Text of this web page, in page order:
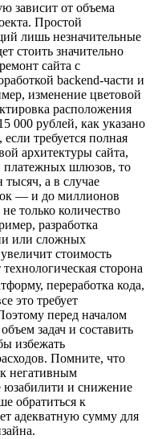
зависит от объема
Простой
лишь незначительные
стоить значительно
сайта с
backend-части и
изменение цветовой
расположения
000 рублей, как указано
требуется полная
архитектуры сайта,
платежных шлюзов, то
тысяч, а в случае
— и до миллионов
только количество
разработка
или сложных
стоимость
сторона
переработка кода,
это требует
перед началом
задач и составить
избежать
Помните, что
негативным
юзабилити и снижение
обратиться к
адекватную сумму для